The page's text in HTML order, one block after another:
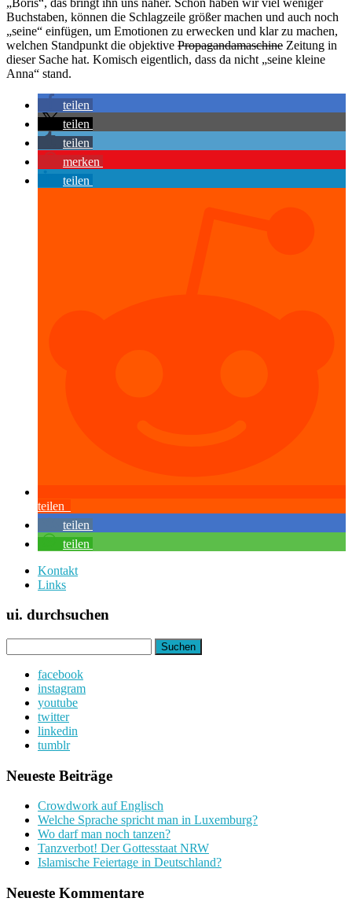
Buchstaben, können die Schlagzeile größer machen und auch noch
„seine“ einfügen, um Emotionen zu erwecken und klar zu machen,
welchen Standpunkt die objektive Propagandamaschine Zeitung in
dieser Sache hat. Komisch eigentlich, dass da nicht „seine kleine
Anna“ stand.
teilen
teilen
teilen
merken
teilen
teilen
teilen
teilen
Kontakt
Links
ui. durchsuchen
nach:
facebook
instagram
youtube
twitter
linkedin
tumblr
Neueste Beiträge
Crowdwork auf Englisch
Welche Sprache spricht man in Luxemburg?
Wo darf man noch tanzen?
Tanzverbot! Der Gottesstaat NRW
Islamische Feiertage in Deutschland?
Neueste Kommentare